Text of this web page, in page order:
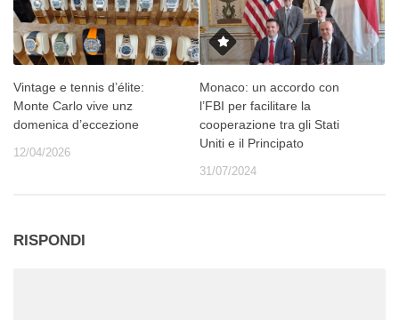
Vintage e tennis d’élite:
Monte Carlo vive unz
domenica d’eccezione
12/04/2026
Monaco: un accordo con
l’FBI per facilitare la
cooperazione tra gli Stati
Uniti e il Principato
31/07/2024
RISPONDI